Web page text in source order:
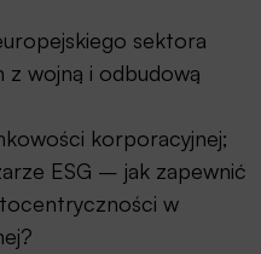
sektora
z wojną i odbudową
korporacyjnej;
ESG – jak zapewnić
w